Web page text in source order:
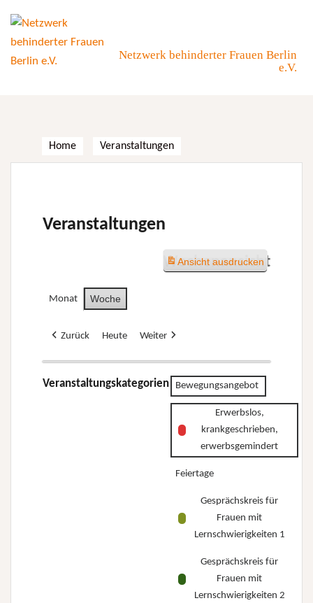
content
Netzwerk behinderter Frauen Berlin
e.V.
Home Veranstaltungen
Veranstaltungen
Wochenansicht
Monat Woche
Zurück Heute Weiter
Veranstaltungskategorien Bewegungsangebot
Erwerbslos,
krankgeschrieben,
erwerbsgemindert
Feiertage
Gesprächskreis für
Frauen mit
Lernschwierigkeiten 1
Gesprächskreis für
Frauen mit
Lernschwierigkeiten 2
Ansichtausdrucken